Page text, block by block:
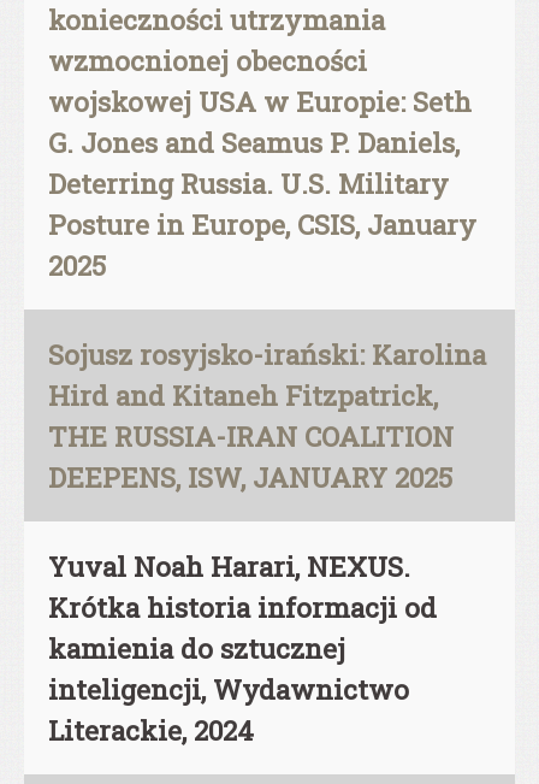
konieczności utrzymania
wzmocnionej obecności
wojskowej USA w Europie: Seth
G. Jones and Seamus P. Daniels,
Deterring Russia. U.S. Military
Posture in Europe, CSIS, January
2025
Sojusz rosyjsko-irański: Karolina
Hird and Kitaneh Fitzpatrick,
THE RUSSIA-IRAN COALITION
DEEPENS, ISW, JANUARY 2025
Yuval Noah Harari, NEXUS.
Krótka historia informacji od
kamienia do sztucznej
inteligencji, Wydawnictwo
Literackie, 2024